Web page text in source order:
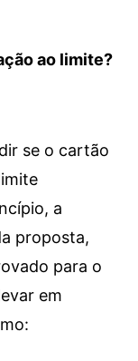
ao limite?
se o cartão
a
proposta,
para o
em